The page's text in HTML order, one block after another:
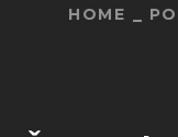
HOME